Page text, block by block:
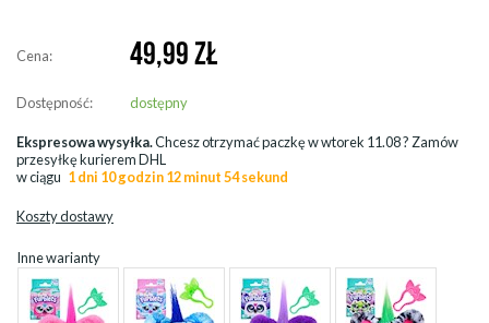
Cena: 49,99 ZŁ
Dostępność: dostępny
Ekspresowa wysyłka.Chcesz otrzymać paczkę wwtorek 11.08? Zamów
przesyłkę kurierem DHL
w ciągu 1 dni 10 godzin 12 minut 54 sekund
Koszty dostawy
Inne warianty